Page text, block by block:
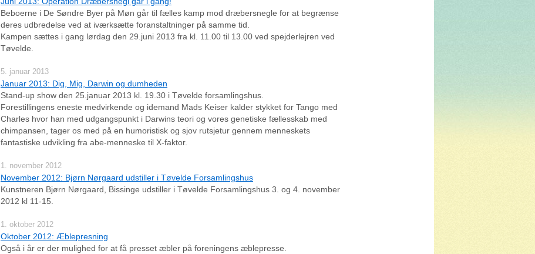
Beboerne i De Søndre Byer på Møn går til fælles kamp mod dræbersnegle for at begrænse
deres udbredelse ved at iværksætte foranstaltninger på samme tid.
Kampen sættes i gang lørdag den 29.juni 2013 fra kl. 11.00 til 13.00 ved spejderlejren ved
Tøvelde.
5. januar 2013
Januar 2013: Dig, Mig, Darwin og dumheden
Stand-up show den 25.januar 2013 kl. 19.30 i Tøvelde forsamlingshus.
Forestillingens eneste medvirkende og idemand Mads Keiser kalder stykket for Tango med
Charles hvor han med udgangspunkt i Darwins teori og vores genetiske fællesskab med
chimpansen, tager os med på en humoristisk og sjov rutsjetur gennem menneskets
fantastiske udvikling fra abe‐menneske til X‐faktor.
1. november 2012
November 2012: Bjørn Nørgaard udstiller i Tøvelde Forsamlingshus
Kunstneren Bjørn Nørgaard, Bissinge udstiller i Tøvelde Forsamlingshus 3. og 4. november
2012 kl 11-15.
1. oktober 2012
Oktober 2012: Æblepresning
Også i år er der mulighed for at få presset æbler på foreningens æblepresse.